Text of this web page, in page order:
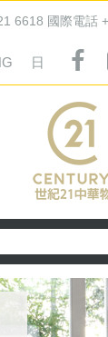
6618 國際電話
日